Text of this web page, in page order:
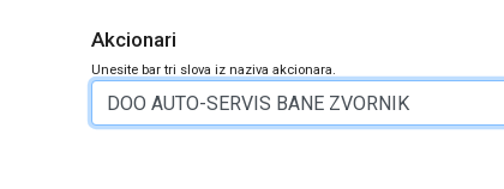
Akcionari
Unesite bar tri slova iz naziva akcionara.